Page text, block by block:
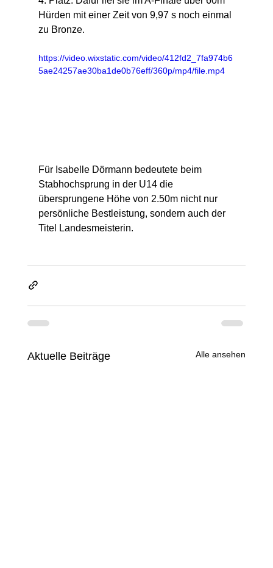
Hürden mit einer Zeit von 9,97 s noch einmal
zu Bronze.
https://video.wixstatic.com/video/412fd2_7fa974b6
5ae24257ae30ba1de0b76eff/360p/mp4/file.mp4
Für Isabelle Dörmann bedeutete beim
Stabhochsprung in der U14 die
übersprungene Höhe von 2.50m nicht nur
persönliche Bestleistung, sondern auch der
Titel Landesmeisterin.
Aktuelle Beiträge Alle ansehen